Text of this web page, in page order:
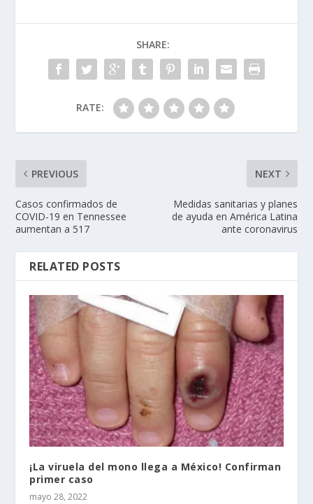
SHARE:
RATE:
PREVIOUS
Casos confirmados de
COVID-19 en Tennessee
aumentan a 517
NEXT
Medidas sanitarias y planes
de ayuda en América Latina
ante coronavirus
RELATED POSTS
¡La viruela del mono llega a México! Confirman
primer caso
mayo 28, 2022